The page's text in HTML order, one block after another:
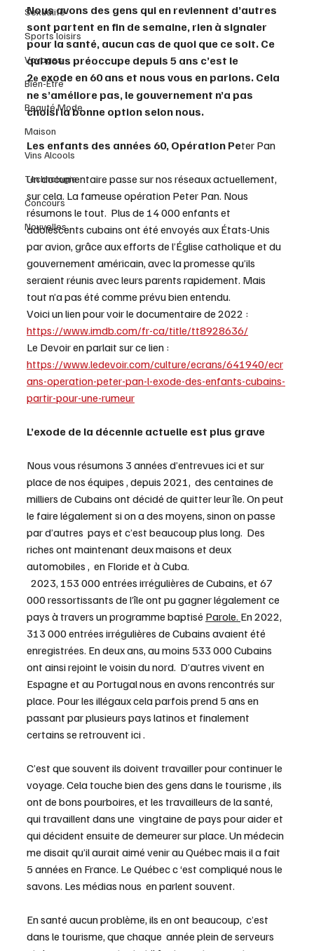
Sexualité
Sports loisirs
Voyages
Bien-Être
Beauté Mode
Maison
Vins Alcools
Technologie
Concours
Nouvelles
Nous avons des gens qui en reviennent d’autres
sont partent en fin de semaine, rien à signaler
pour la santé, aucun cas de quoi que ce soit. Ce
qui nous préoccupe depuis 5 ans c’est le
2e exode en 60 ans et nous vous en parlons. Cela
ne s’améliore pas, le gouvernement n’a pas
choisi la bonne option selon nous.
Les enfants des années 60, Opération Peter Pan
Un documentaire passe sur nos réseaux actuellement,
sur cela. La fameuse opération Peter Pan. Nous
résumons le tout.  Plus de 14 000 enfants et
adolescents cubains ont été envoyés aux États-Unis
par avion, grâce aux efforts de l’Église catholique et du
gouvernement américain, avec la promesse qu’ils
seraient réunis avec leurs parents rapidement. Mais
tout n’a pas été comme prévu bien entendu.
Voici un lien pour voir le documentaire de 2022 :
https://www.imdb.com/fr-ca/title/tt8928636/
Le Devoir en parlait sur ce lien :
https://www.ledevoir.com/culture/ecrans/641940/ecr
ans-operation-peter-pan-l-exode-des-enfants-cubains-
partir-pour-une-rumeur
L’exode de la décennie actuelle est plus grave
Nous vous résumons 3 années d’entrevues ici et sur
place de nos équipes , depuis 2021,  des centaines de
milliers de Cubains ont décidé de quitter leur île. On peut
le faire légalement si on a des moyens, sinon on passe
par d’autres  pays et c’est beaucoup plus long.  Des
riches ont maintenant deux maisons et deux
automobiles ,  en Floride et à Cuba.
2023, 153 000 entrées irrégulières de Cubains, et 67
000 ressortissants de l’île ont pu gagner légalement ce
pays à travers un programme baptisé Parole. En 2022,
313 000 entrées irrégulières de Cubains avaient été
enregistrées. En deux ans, au moins 533 000 Cubains
ont ainsi rejoint le voisin du nord.  D’autres vivent en
Espagne et au Portugal nous en avons rencontrés sur
place. Pour les illégaux cela parfois prend 5 ans en
passant par plusieurs pays latinos et finalement
certains se retrouvent ici .
C’est que souvent ils doivent travailler pour continuer le
voyage. Cela touche bien des gens dans le tourisme , ils
ont de bons pourboires, et les travailleurs de la santé,
qui travaillent dans une  vingtaine de pays pour aider et
qui décident ensuite de demeurer sur place. Un médecin
me disait qu’il aurait aimé venir au Québec mais il a fait
5 années en France. Le Québec c ‘est compliqué nous le
savons. Les médias nous  en parlent souvent.
En santé aucun problème, ils en ont beaucoup,  c’est
dans le tourisme, que chaque  année plein de serveurs